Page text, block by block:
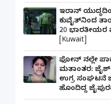
ಇರಾನ್
ಕುವೈತ್‌ನಿಂದ
20 ಭಾರತೀಯರ
[Kuwait]
ಫೋನ್ ನಲ್ಲೇ
ಮತಾಂತರ:
ಉಗ್ರ ಸಂಘಟನೆ
ಹೊಂದಿದ್ದ